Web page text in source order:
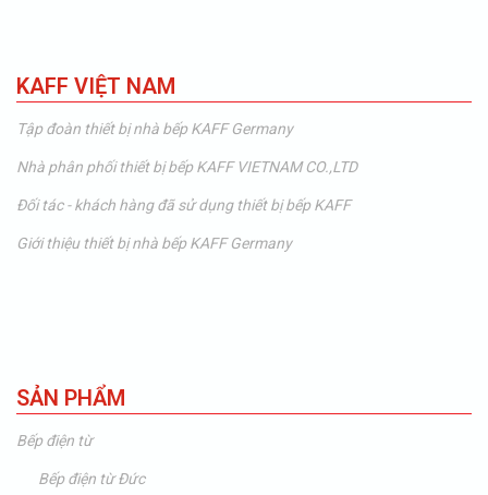
KAFF VIỆT NAM
Tập đoàn thiết bị nhà bếp KAFF Germany
Nhà phân phối thiết bị bếp KAFF VIETNAM CO.,LTD
Đối tác - khách hàng đã sử dụng thiết bị bếp KAFF
Giới thiệu thiết bị nhà bếp KAFF Germany
SẢN PHẨM
Bếp điện từ
Bếp điện từ Đức